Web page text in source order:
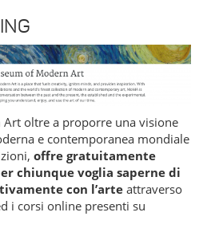
oltre a proporre una visione
e contemporanea mondiale
offre gratuitamente
chiunque voglia saperne di
con l’arte attraverso
i corsi online presenti su